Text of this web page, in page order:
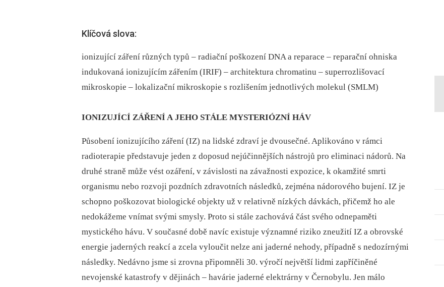
Klíčová slova:
ionizující záření různých typů – radiační poškození DNA a reparace – reparační ohniska
indukovaná ionizujícím zářením (IRIF) – architektura chromatinu – superrozlišovací
mikroskopie – lokalizační mikroskopie s rozlišením jednotlivých molekul (SMLM)
IONIZUJÍCÍ ZÁŘENÍ A JEHO STÁLE MYSTERIÓZNÍ HÁV
Působení ionizujícího záření (IZ) na lidské zdraví je dvousečné. Aplikováno v rámci
radioterapie představuje jeden z doposud nejúčinnějších nástrojů pro eliminaci nádorů. Na
druhé straně může vést ozáření, v závislosti na závažnosti expozice, k okamžité smrti
organismu nebo rozvoji pozdních zdravotních následků, zejména nádorového bujení. IZ je
schopno poškozovat biologické objekty už v relativně nízkých dávkách, přičemž ho ale
nedokážeme vnímat svými smysly. Proto si stále zachovává část svého odnepaměti
mystického hávu. V současné době navíc existuje významné riziko zneužití IZ a obrovské
energie jaderných reakcí a zcela vyloučit nelze ani jaderné nehody, případně s nedozírnými
následky. Nedávno jsme si zrovna připomněli 30. výročí největší lidmi zapříčiněné
nevojenské katastrofy v dějinách –⁠ havárie jaderné elektrárny v Černobylu. Jen málo